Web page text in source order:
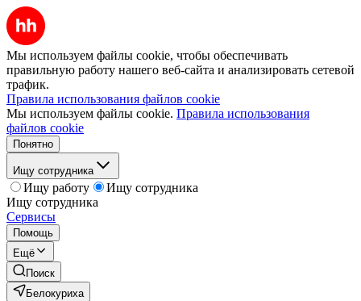
Мы используем файлы cookie, чтобы обеспечивать
правильную работу нашего веб-сайта и анализировать сетевой
трафик.
Правила использования файлов cookie
Мы используем файлы cookie. Правила использования
файлов cookie
Понятно
Ищу сотрудника
Ищу работу
Ищу сотрудника
Ищу сотрудника
Сервисы
Помощь
Ещё
Поиск
Белокуриха